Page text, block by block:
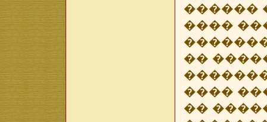
������
����
��
����
��